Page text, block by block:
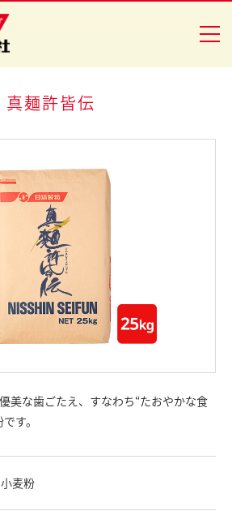
み
真麺許皆伝
美な歯ごたえ、すなわち“たおやかな食
す。
小麦粉